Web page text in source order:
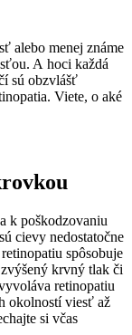
alebo menej známe
A hoci každá
sú obzvlášť
Viete, o aké
k poškodzovaniu
cievy nedostatočne
spôsobuje
krvný tlak či
retinopatiu
okolností viesť až
si včas